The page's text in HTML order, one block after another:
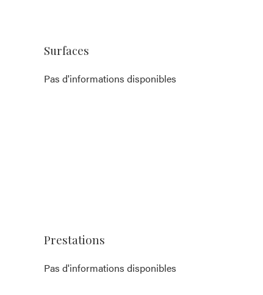
Surfaces
Pas d'informations disponibles
Prestations
Pas d'informations disponibles